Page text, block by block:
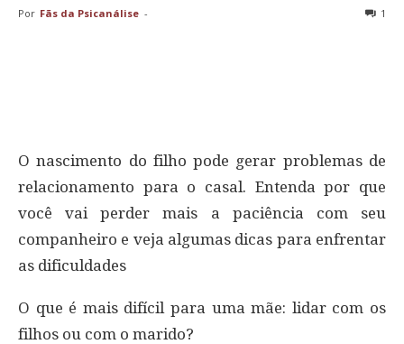
Por Fãs da Psicanálise - 1
O nascimento do filho pode gerar problemas de
relacionamento para o casal. Entenda por que
você vai perder mais a paciência com seu
companheiro e veja algumas dicas para enfrentar
as dificuldades
O que é mais difícil para uma mãe: lidar com os
filhos ou com o marido?